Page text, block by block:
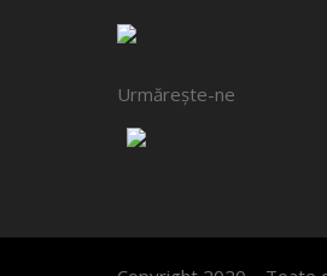
Urmărește-ne